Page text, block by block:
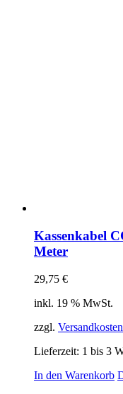
Kassenkabel
Meter
29,75 €
inkl. 19 % MwSt.
zzgl. Versandkosten
Lieferzeit: 1 bis 3
In den Warenkorb